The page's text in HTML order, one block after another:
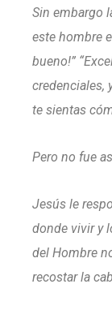
Sin embargo
este hombre
bueno!”
credenciales,
te sientas
Pero no fue
Jesús le
donde vivir y
del Hombre
recostar la